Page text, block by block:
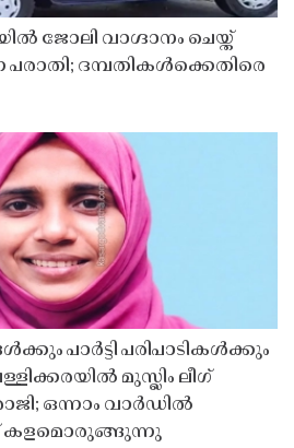
ജോലി വാഗ്ദാനം ചെയ്ത്
പരാതി; ദമ്പതികൾക്കെതിരെ
പാർട്ടി പരിപാടികൾക്കും
മുസ്ലിം ലീഗ്
ഒന്നാം വാർഡിൽ
കളമൊരുങ്ങുന്നു